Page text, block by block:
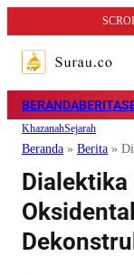
BERANDABERITA
KhazanahSejarah
Beranda » Berita »
Dialektika